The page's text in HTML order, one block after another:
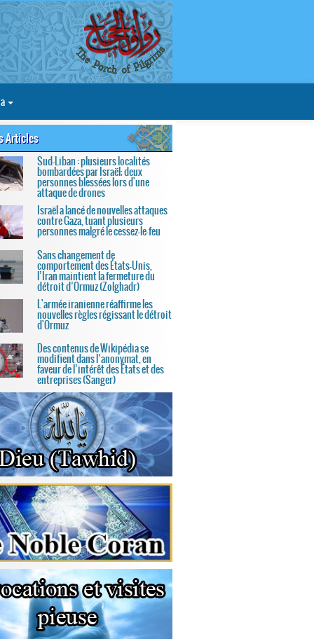
Articles
Sud-Liban : plusieurs localités
bombardées par Israël; deux
personnes blessées lors d'une
attaque de drones
Israël a lancé de nouvelles attaques
contre Gaza, tuant plusieurs
personnes malgré le cessez-le-feu
Sans changement de
comportement des États-Unis,
l’Iran maintient la fermeture du
détroit d’Ormuz (Zolghadr)
L'armée iranienne réaffirme les
nouvelles règles régissant le détroit
d'Ormuz
Des contenus de Wikipédia se
modifient dans l’anonymat, en
faveur de l’intérêt des États et des
entreprises (Sanger)